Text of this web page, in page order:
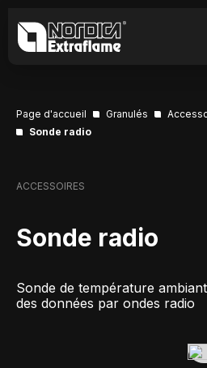
Page d'accueil Granulés
Sonde radio
ACCESSOIRES
Sonde radio
Sonde de température
des données par ondes radio